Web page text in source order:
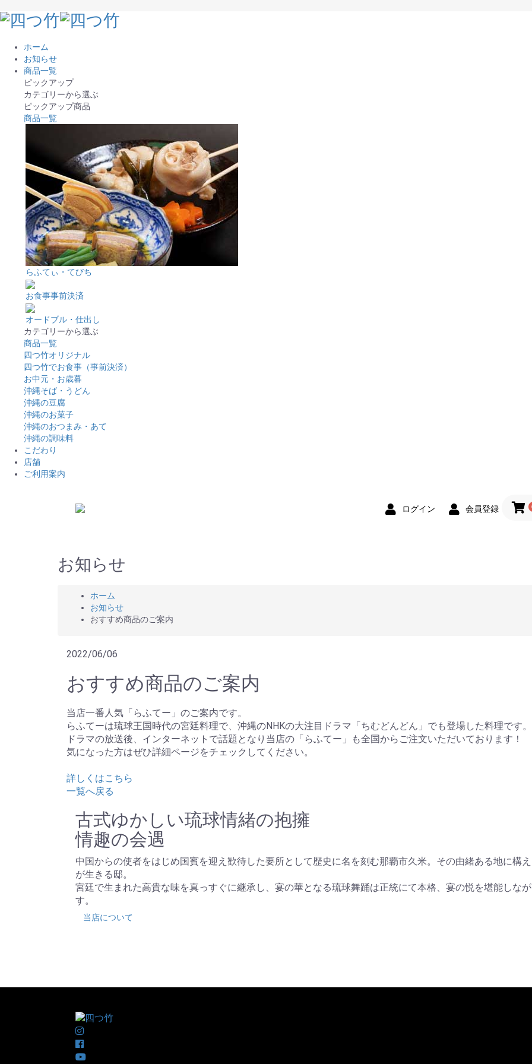
ホーム
お知らせ
商品一覧
ピックアップ
カテゴリーから選ぶ
ピックアップ商品
商品一覧
らふてぃ・てびち
お食事事前決済
オードブル・仕出し
カテゴリーから選ぶ
商品一覧
四つ竹オリジナル
四つ竹でお食事（事前決済）
お中元・お歳暮
沖縄そば・うどん
沖縄の豆腐
沖縄のお菓子
沖縄のおつまみ・あて
沖縄の調味料
こだわり
店舗
ご利用案内
ログイン 会員登録
お知らせ
ホーム
お知らせ
おすすめ商品のご案内
2022/06/06
おすすめ商品のご案内
当店一番人気「らふてー」のご案内です。
らふてーは琉球王国時代の宮廷料理で、沖縄のNHKの大注目ドラマ「ちむどんどん」でも登場した料理です。
ドラマの放送後、インターネットで話題となり当店の「らふてー」も全国からご注文いただいております！
気になった方はぜひ詳細ページをチェックしてください。
詳しくはこちら
一覧へ戻る
古式ゆかしい琉球情緒の抱擁
情趣の会遇
中国からの使者をはじめ国賓を迎え歓待した要所として歴史に名を刻む那覇市久米。その由緒ある地に構
が生きる邸。
宮廷で生まれた高貴な味を真っすぐに継承し、宴の華となる琉球舞踊は正統にて本格、宴の悦を堪能しな
す。
当店について